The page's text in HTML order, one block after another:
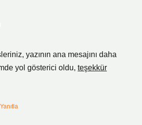
yazının ana mesajını daha
yol gösterici oldu, teşekkür
Yanıtla